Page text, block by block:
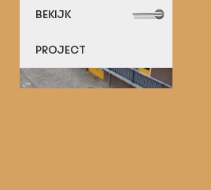
BEKIJK
PROJECT